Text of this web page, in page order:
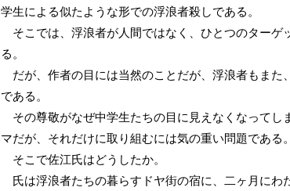
学生による似たような形での浮浪者殺しである。
そこでは、浮浪者が人間ではなく、ひとつのターゲ
る。
だが、作者の目には当然のことだが、浮浪者もまた
である。
その尊敬がなぜ中学生たちの目に見えなくなってし
マだが、それだけに取り組むには気の重い問題である。
そこで佐江氏はどうしたか。
氏は浮浪者たちの暮らすドヤ街の宿に、二ヶ月にわ